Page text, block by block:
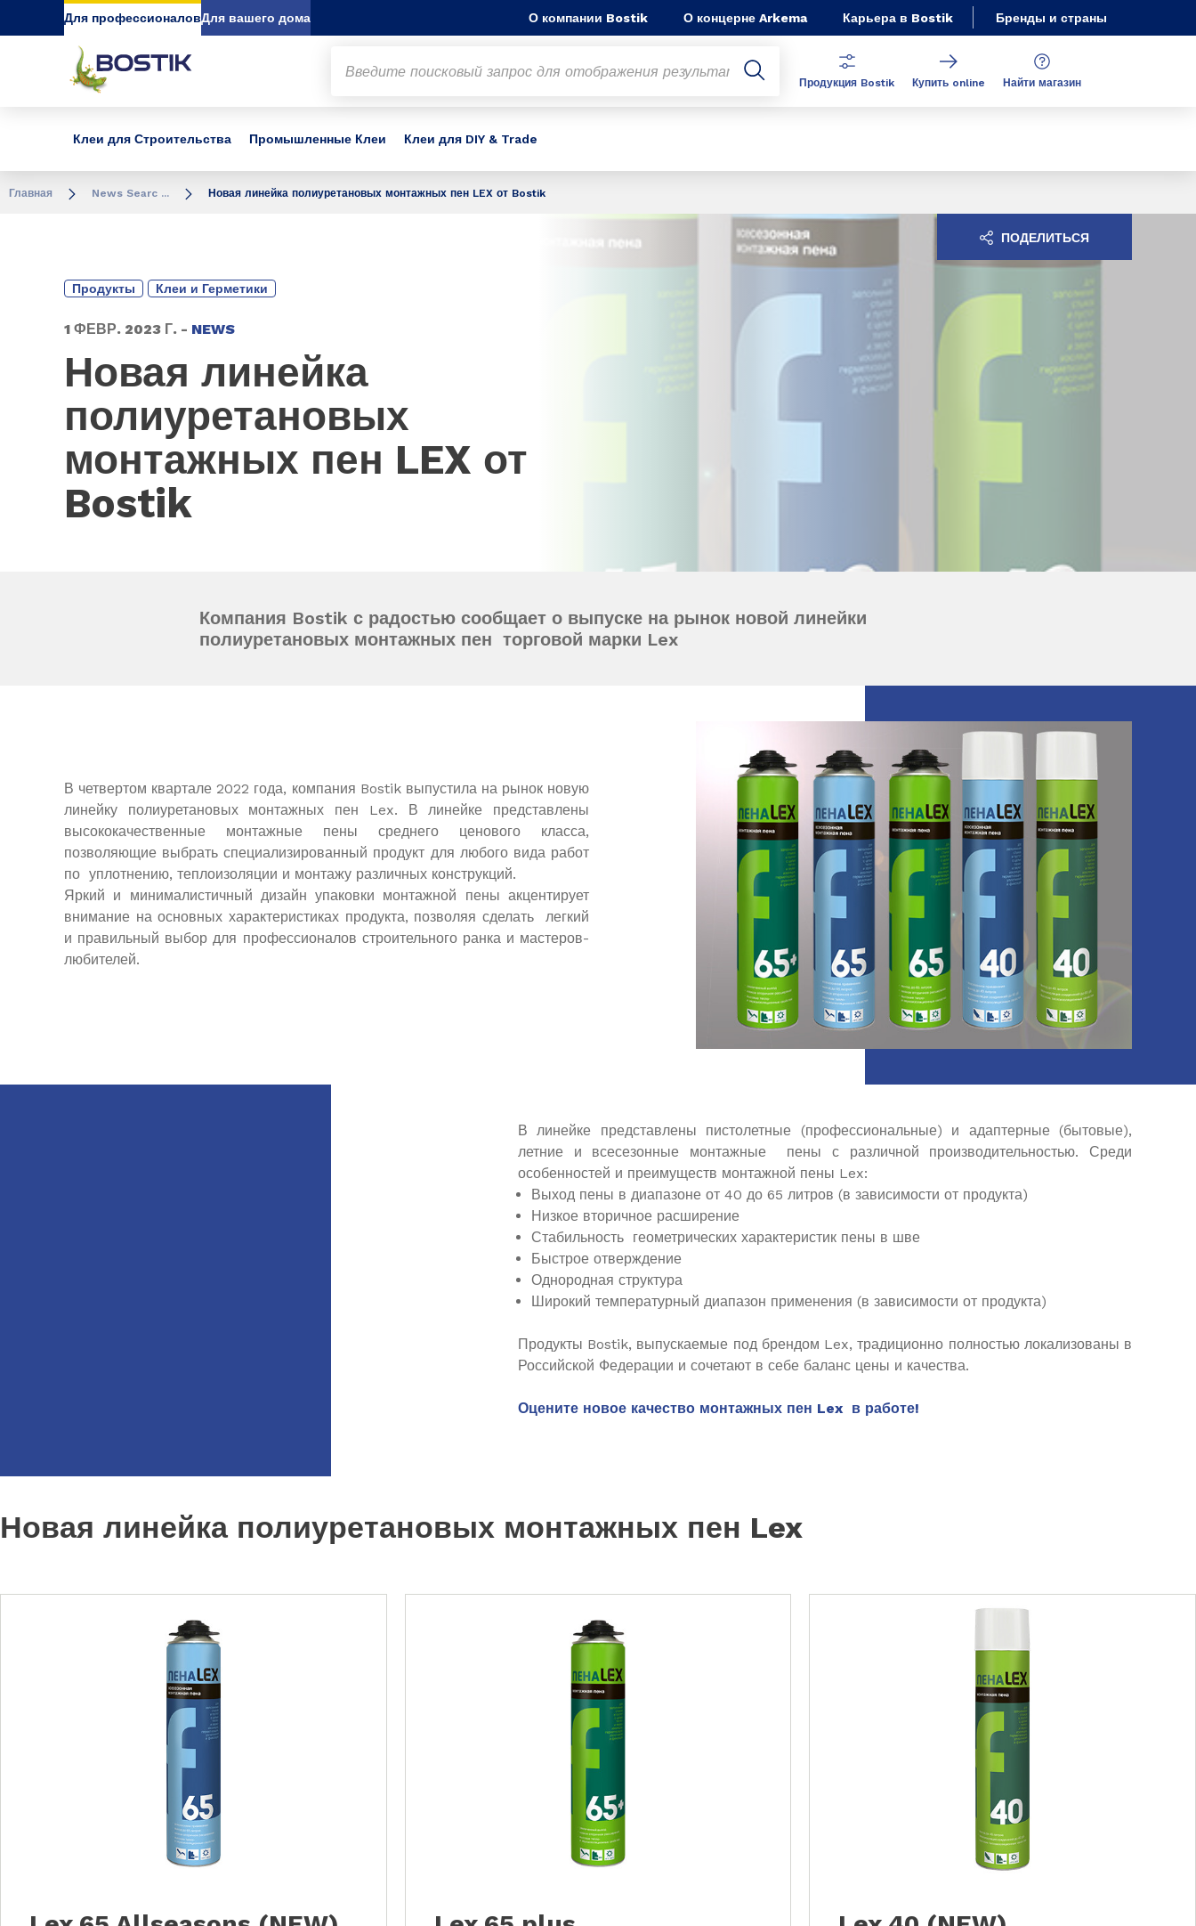
Go to content Go to navigation Go to search
Для профессионаловДля вашего дома О компании Bostik О концерне Arkema Карьера в Bostik Бренды и страны
Клеи для Строительства Промышленные Клеи Клеи для DIY & Trade
Продукция Bostik Купить online Найти магазин
Главная News Searc ... Новая линейка полиуретановых монтажных пен LEX от Bostik
Продукты Клеи и Герметики
1 ФЕВР. 2023 Г. - NEWS
Новая линейка
полиуретановых
монтажных пен LEX от
Bostik
ПОДЕЛИТЬСЯ
Компания Bostik с радостью сообщает о выпуске на рынок новой линейки
полиуретановых монтажных пен торговой марки Lex
В четвертом квартале 2022 года, компания Bostik выпустила на рынок новую
линейку полиуретановых монтажных пен Lex. В линейке представлены
высококачественные монтажные пены среднего ценового класса,
позволяющие выбрать специализированный продукт для любого вида работ
по уплотнению, теплоизоляции и монтажу различных конструкций.
Яркий и минималистичный дизайн упаковки монтажной пены акцентирует
внимание на основных характеристиках продукта, позволяя сделать легкий
и правильный выбор для профессионалов строительного ранка и мастеров-
любителей.
В линейке представлены пистолетные (профессиональные) и адаптерные (бытовые),
летние и всесезонные монтажные пены с различной производительностью. Среди
особенностей и преимуществ монтажной пены Lex:
Выход пены в диапазоне от 40 до 65 литров (в зависимости от продукта)
Низкое вторичное расширение
Стабильность геометрических характеристик пены в шве
Быстрое отверждение
Однородная структура
Широкий температурный диапазон применения (в зависимости от продукта)
Продукты Bostik, выпускаемые под брендом Lex, традиционно полностью локализованы в
Российской Федерации и сочетают в себе баланс цены и качества.
Оцените новое качество монтажных пен Lex в работе!
Новая линейка полиуретановых монтажных пен Lex